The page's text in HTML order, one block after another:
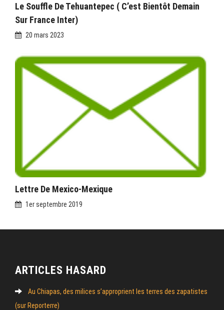
Le Souffle De Tehuantepec ( C’est Bientôt Demain
Sur France Inter)
20 mars 2023
Lettre De Mexico-Mexique
1er septembre 2019
ARTICLES HASARD
Au Chiapas, des milices s’approprient les terres des zapatistes
(sur Reporterre)